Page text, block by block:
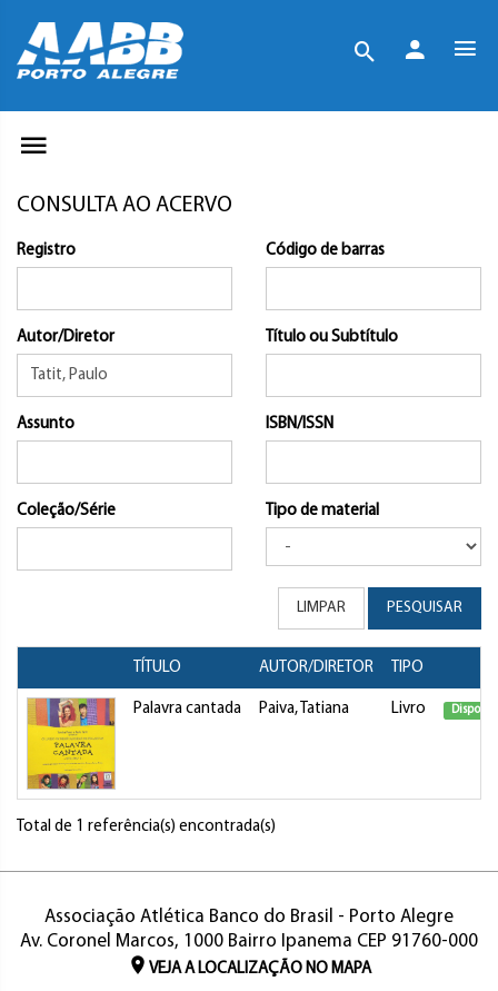
CONSULTA AO ACERVO
Registro Código de barras
Autor/Diretor Título ou Subtítulo
Assunto ISBN/ISSN
Coleção/Série Tipo de material
LIMPAR PESQUISAR
TÍTULO AUTOR/DIRETOR TIPO
Palavra cantada Paiva, Tatiana Livro
Total de 1 referência(s) encontrada(s)
Associação Atlética Banco do Brasil - Porto Alegre
Av. Coronel Marcos, 1000 Bairro Ipanema CEP 91760-000
VEJA A LOCALIZAÇÃO NO MAPA